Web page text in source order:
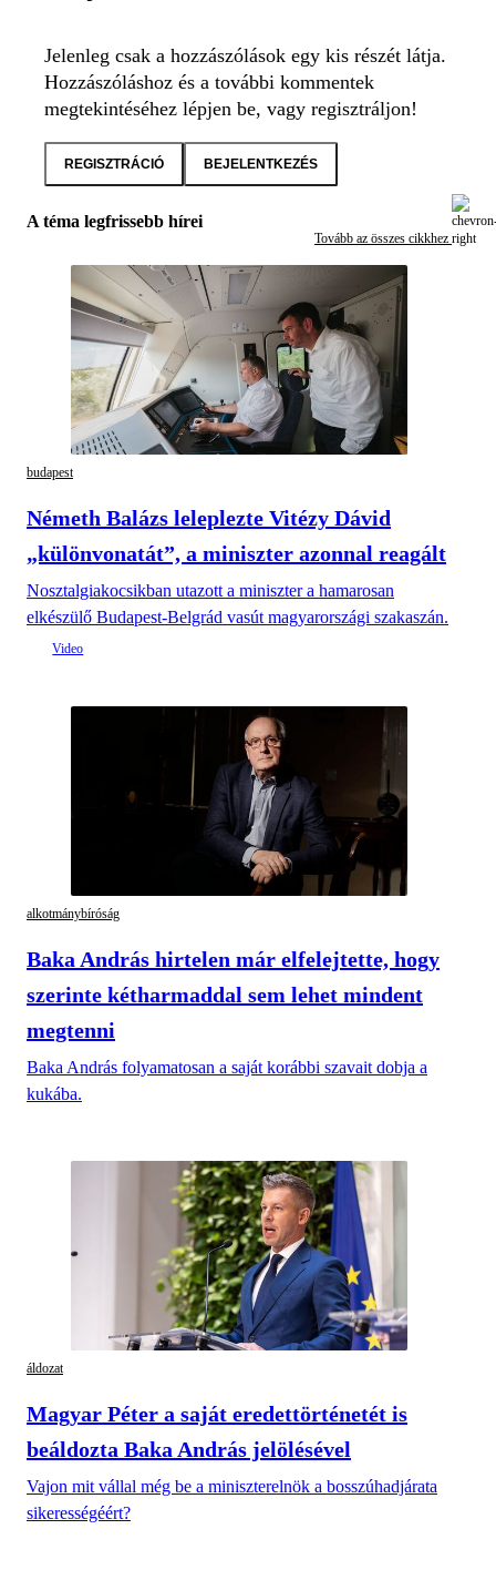
Jelenleg csak a hozzászólások egy kis részét látja.
Hozzászóláshoz és a további kommentek
megtekintéséhez lépjen be, vagy regisztráljon!
REGISZTRÁCIÓ BEJELENTKEZÉS
A téma legfrissebb hírei
Tovább az összes cikkhez
budapest
Németh Balázs leleplezte Vitézy Dávid
„különvonatát”, a miniszter azonnal reagált
Nosztalgiakocsikban utazott a miniszter a hamarosan
elkészülő Budapest-Belgrád vasút magyarországi szakaszán.
alkotmánybíróság
Baka András hirtelen már elfelejtette, hogy
szerinte kétharmaddal sem lehet mindent
megtenni
Baka András folyamatosan a saját korábbi szavait dobja a
kukába.
áldozat
Magyar Péter a saját eredettörténetét is
beáldozta Baka András jelölésével
Vajon mit vállal még be a miniszterelnök a bosszúhadjárata
sikerességéért?